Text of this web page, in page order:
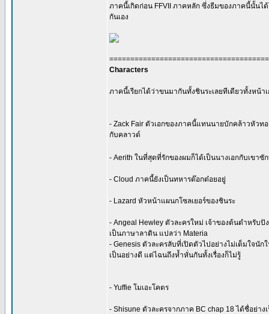
ภาคนี้เกิดก่อน FFVII ภาคหลัก ซึ่งธีมของภาคนี้นั้น
กันเอง
Characters
ภาคนี้เรียกได้ว่าขนมากันทั้งชินระเลยทีเดียวทั้งหน้
- Zack Fair ตัวเอกของภาคนี้แทนนายบักคล้าวหัวท
กับคลาวด์
- Aerith ในที่สุดที่รักของผมก็ได้เป็นนางเอกกับเขาซั
- Cloud ภาคนี้ยังเป็นทหารต๊อกต๋อยอยู่
- Lazard หัวหน้าแผนกโซลเยอร์ของชินระ
- Angeal Hewley ตัวละครใหม่ เจ้าของต้นตำหรับ
เป็นภาษาลาติน แปลว่า Materia
- Genesis ตัวละครลับที่เปิดตัวไปอย่างไม่เต็มใจนั
เป็นอย่างดี แต่ไฉนถึงห้ำหั่นกันทั้งเรื่องก็ไม่รู้
- Yuffie โมเอะโคตร
- Shisune ตัวละครจากภาค BC chap 18 ได้ชื่อย่า